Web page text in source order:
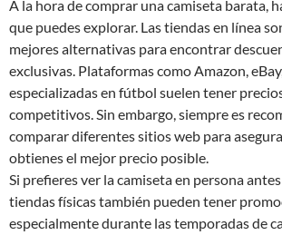
A la hora de comprar una camiseta barata,
que puedes explorar. Las tiendas en línea
mejores alternativas para encontrar
exclusivas. Plataformas como Amazon,
especializadas en fútbol suelen tener
competitivos. Sin embargo, siempre es
comparar diferentes sitios web para
obtienes el mejor precio posible.
Si prefieres ver la camiseta en persona
tiendas físicas también pueden tener
especialmente durante las temporadas de